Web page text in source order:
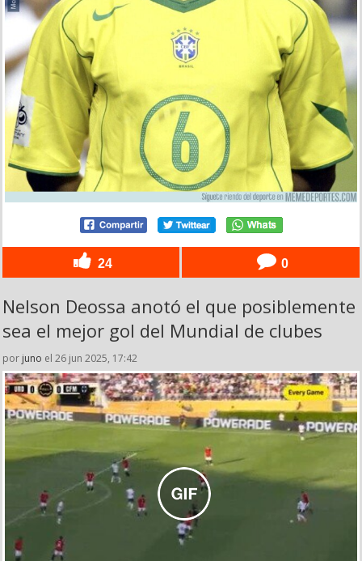
24 0
Nelson Deossa anotó el que posiblemente
sea el mejor gol del Mundial de clubes
por juno el 26 jun 2025, 17:42